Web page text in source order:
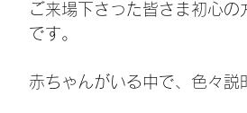
ご来場下さった皆さま初心
です。
赤ちゃんがいる中で、色々説